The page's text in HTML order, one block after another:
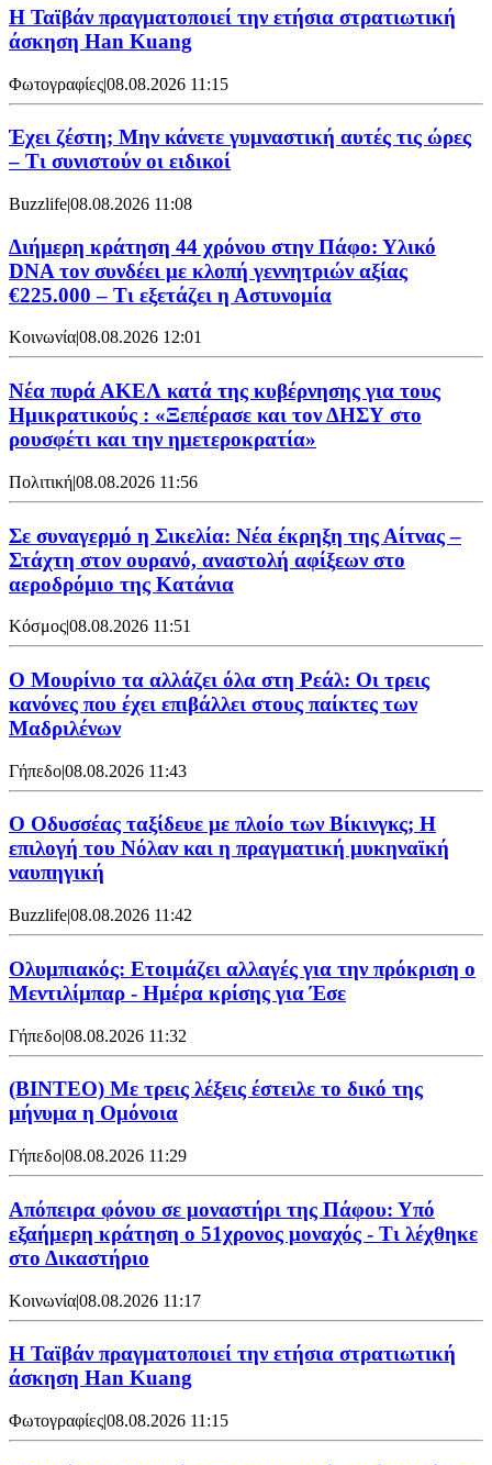
Η Ταϊβάν πραγματοποιεί την ετήσια στρατιωτική
άσκηση Han Kuang
Φωτογραφίες|08.08.2026 11:15
Έχει ζέστη; Μην κάνετε γυμναστική αυτές τις ώρες
– Τι συνιστούν οι ειδικοί
Buzzlife|08.08.2026 11:08
Διήμερη κράτηση 44 χρόνου στην Πάφο: Υλικό
DNA τον συνδέει με κλοπή γεννητριών αξίας
€225.000 – Τι εξετάζει η Αστυνομία
Κοινωνία|08.08.2026 12:01
Νέα πυρά ΑΚΕΛ κατά της κυβέρνησης για τους
Ημικρατικούς : «Ξεπέρασε και τον ΔΗΣΥ στο
ρουσφέτι και την ημετεροκρατία»
Πολιτική|08.08.2026 11:56
Σε συναγερμό η Σικελία: Νέα έκρηξη της Αίτνας –
Στάχτη στον ουρανό, αναστολή αφίξεων στο
αεροδρόμιο της Κατάνια
Κόσμος|08.08.2026 11:51
Ο Μουρίνιο τα αλλάζει όλα στη Ρεάλ: Οι τρεις
κανόνες που έχει επιβάλλει στους παίκτες των
Μαδριλένων
Γήπεδο|08.08.2026 11:43
Ο Οδυσσέας ταξίδευε με πλοίο των Βίκινγκς; Η
επιλογή του Νόλαν και η πραγματική μυκηναϊκή
ναυπηγική
Buzzlife|08.08.2026 11:42
Ολυμπιακός: Ετοιμάζει αλλαγές για την πρόκριση ο
Μεντιλίμπαρ - Ημέρα κρίσης για Έσε
Γήπεδο|08.08.2026 11:32
(ΒΙΝΤΕΟ) Με τρεις λέξεις έστειλε το δικό της
μήνυμα η Ομόνοια
Γήπεδο|08.08.2026 11:29
Απόπειρα φόνου σε μοναστήρι της Πάφου: Υπό
εξαήμερη κράτηση ο 51χρονος μοναχός - Τι λέχθηκε
στο Δικαστήριο
Κοινωνία|08.08.2026 11:17
Η Ταϊβάν πραγματοποιεί την ετήσια στρατιωτική
άσκηση Han Kuang
Φωτογραφίες|08.08.2026 11:15